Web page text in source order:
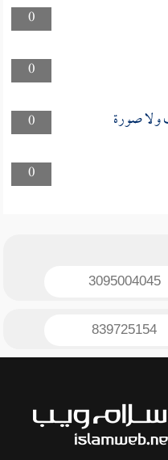
0
0
0
ولا صورة
0
3095004045
839725154